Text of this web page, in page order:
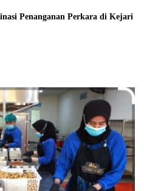
Penanganan Perkara di Kejari